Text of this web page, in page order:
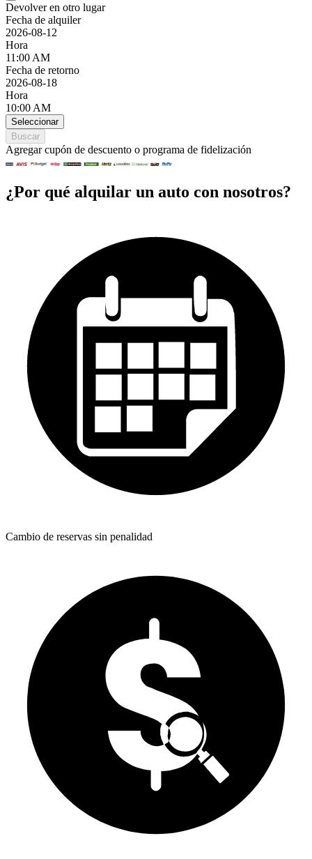
Devolver en otro lugar
Fecha de alquiler
2026-08-12
Hora
11:00 AM
Fecha de retorno
2026-08-18
Hora
10:00 AM
Seleccionar
Buscar
Agregar cupón de descuento o programa de fidelización
¿Por qué alquilar un auto con nosotros?
Cambio de reservas sin penalidad